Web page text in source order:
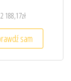
2 188,17zł
sam